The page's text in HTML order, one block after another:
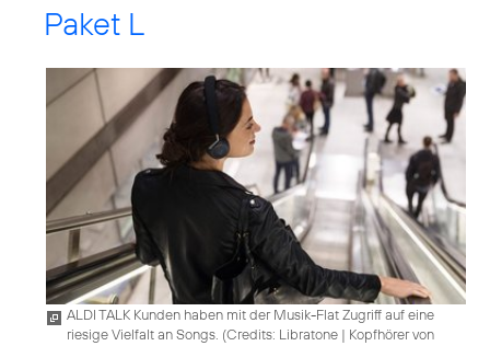
Paket L
ALDI TALK Kunden haben mit der Musik-Flat Zugriff auf eine
riesige Vielfalt an Songs. (Credits: Libratone | Kopfhörer von